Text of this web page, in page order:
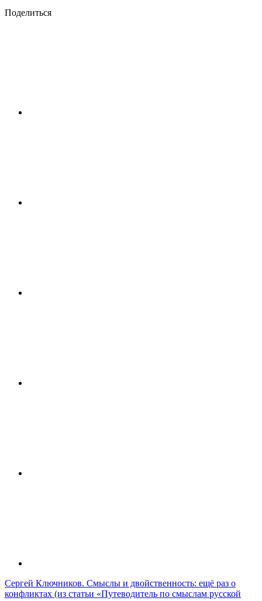
Поделиться
Сергей Ключников. Смыслы и двойственность: ещё раз о
конфликтах (из статьи «Путеводитель по смыслам русской